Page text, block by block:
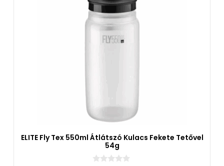
ELITE Fly Tex 550ml Átlátszó Kulacs Fekete Tetővel
54g